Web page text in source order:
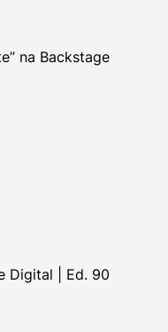
na Backstage
Digital | Ed. 90